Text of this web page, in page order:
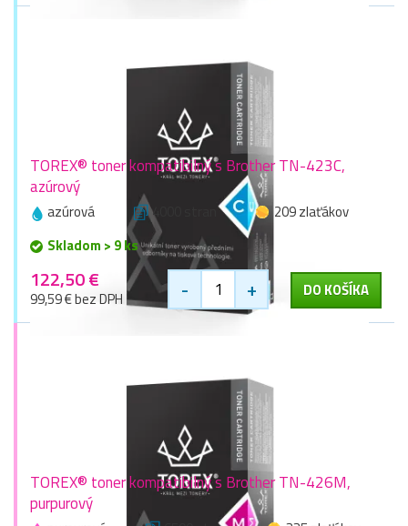
TOREX® toner kompatibilný s Brother TN-423C,
azúrový
azúrová 4000 stran
209 zlaťákov
Skladom > 9 ks
122,50 €
99,59 € bez DPH - + DO KOŠÍKA
TOREX® toner kompatibilný s Brother TN-426M,
purpurový